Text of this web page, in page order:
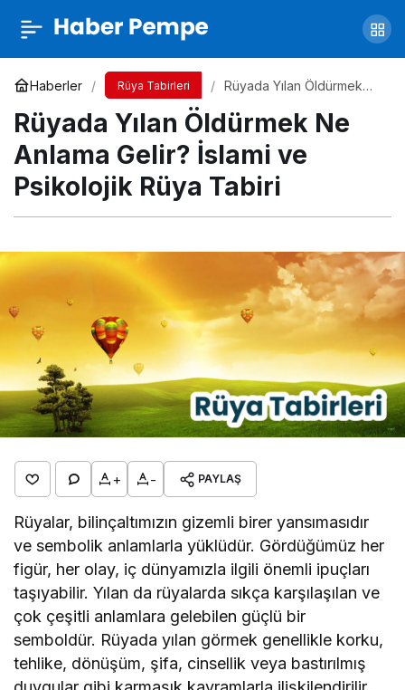
Haberler Rüya Tabirleri
Rüyada Yılan Öldürmek
Psikolojik Rüya Tabiri
Rüyada Yılan Öldürmek Ne
Anlama Gelir? İslami ve
Psikolojik Rüya Tabiri
+ - PAYLAŞ
Rüyalar, bilinçaltımızın gizemli birer yansımasıdır
ve sembolik anlamlarla yüklüdür. Gördüğümüz her
figür, her olay, iç dünyamızla ilgili önemli ipuçları
taşıyabilir. Yılan da rüyalarda sıkça karşılaşılan ve
çok çeşitli anlamlara gelebilen güçlü bir
semboldür. Rüyada yılan görmek genellikle korku,
tehlike, dönüşüm, şifa, cinsellik veya bastırılmış
Rüyada Hamile Olduğunu Öğrenmek Ne
Anlama Gelir? İslami ve Psikolojik Rüya Tabiri
Paylaş